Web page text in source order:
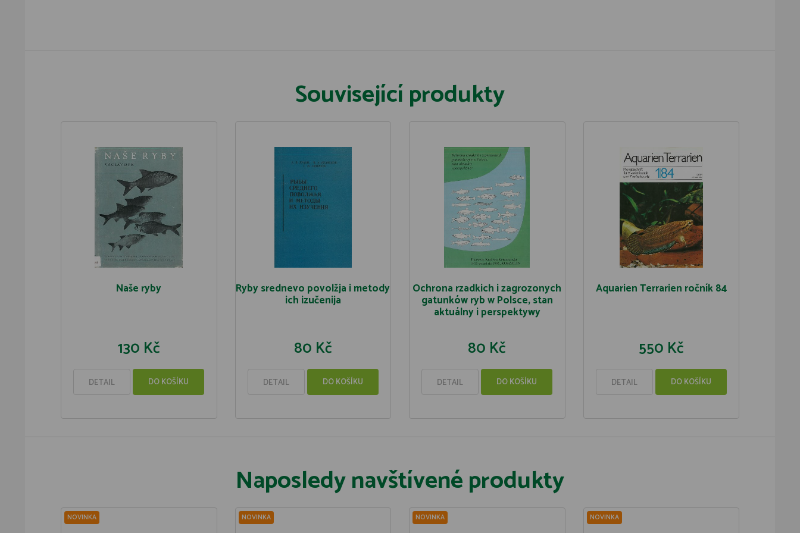
Související produkty
Naše ryby
130 Kč
DETAIL DO KOŠÍKU
Ryby srednevo povolžja i metody
ich izučenija
80 Kč
DETAIL DO KOŠÍKU
Ochrona rzadkich i zagrozonych
gatunków ryb w Polsce, stan
aktuálny i perspektywy
80 Kč
DETAIL DO KOŠÍKU
Aquarien Terrarien ročník 84
550 Kč
DETAIL DO KOŠÍKU
Naposledy navštívené produkty
NOVINKA NOVINKA NOVINKA NOVINKA